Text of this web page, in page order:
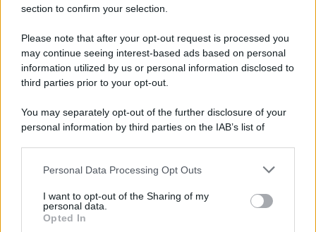
section to confirm your selection.
Please note that after your opt-out request is processed you
may continue seeing interest-based ads based on personal
information utilized by us or personal information disclosed to
third parties prior to your opt-out.
You may separately opt-out of the further disclosure of your
personal information by third parties on the IAB’s list of
This information may also be disclosed by us to third parties
disclose it to other third parties.
Please note that this website/app uses one or more Google
Personal Data Processing Opt Outs
I want to opt-out of the Sharing of my
personal data.
Opted In
Hig Tech Mag
Motors Magazine 365
Day Travel 365
Cineverse Magazine